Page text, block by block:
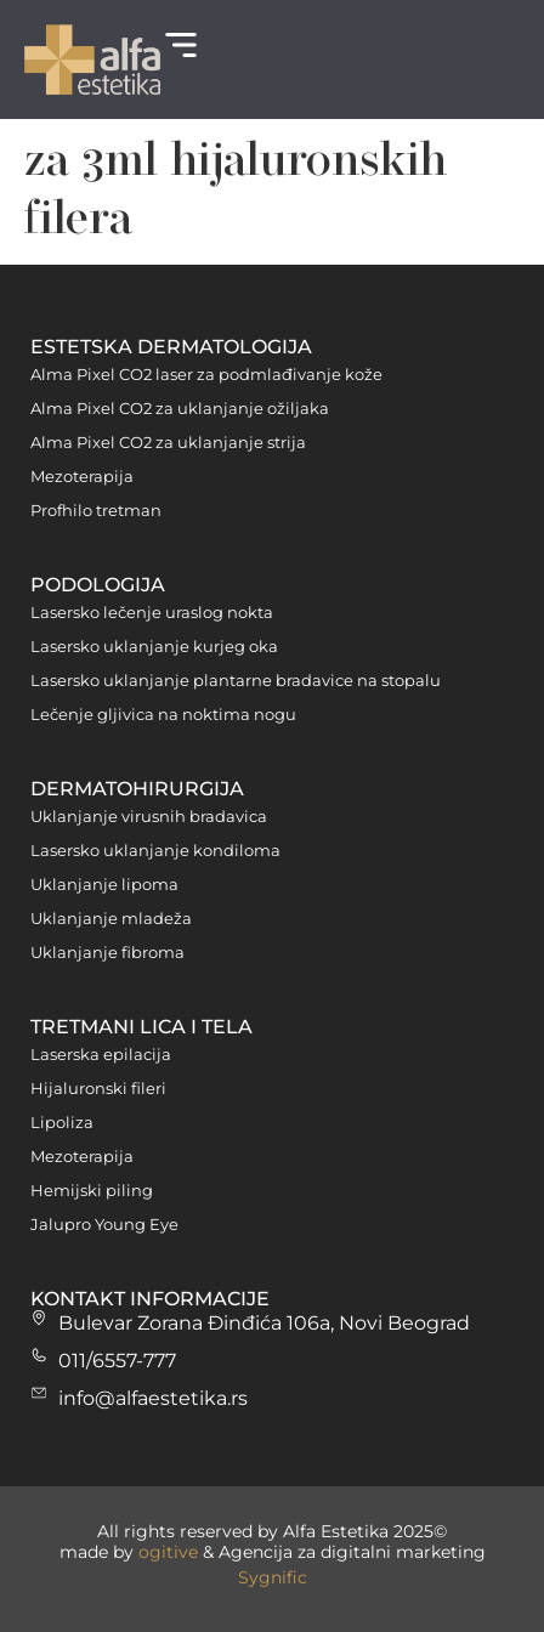
za 3ml hijaluronskih
filera
ESTETSKA DERMATOLOGIJA
Alma Pixel CO2 laser za podmlađivanje kože
Alma Pixel CO2 za uklanjanje ožiljaka
Alma Pixel CO2 za uklanjanje strija
Mezoterapija
Profhilo tretman
PODOLOGIJA
Lasersko lečenje uraslog nokta
Lasersko uklanjanje kurjeg oka
Lasersko uklanjanje plantarne bradavice na stopalu
Lečenje gljivica na noktima nogu
DERMATOHIRURGIJA
Uklanjanje virusnih bradavica
Lasersko uklanjanje kondiloma
Uklanjanje lipoma
Uklanjanje mladeža
Uklanjanje fibroma
TRETMANI LICA I TELA
Laserska epilacija
Hijaluronski fileri
Lipoliza
Mezoterapija
Hemijski piling
Jalupro Young Eye
KONTAKT INFORMACIJE
Bulevar Zorana Đinđića 106a, Novi Beograd
011/6557-777
info@alfaestetika.rs
All rights reserved by Alfa Estetika 2025©
made by ogitive& Agencija za digitalni marketing
Sygnific